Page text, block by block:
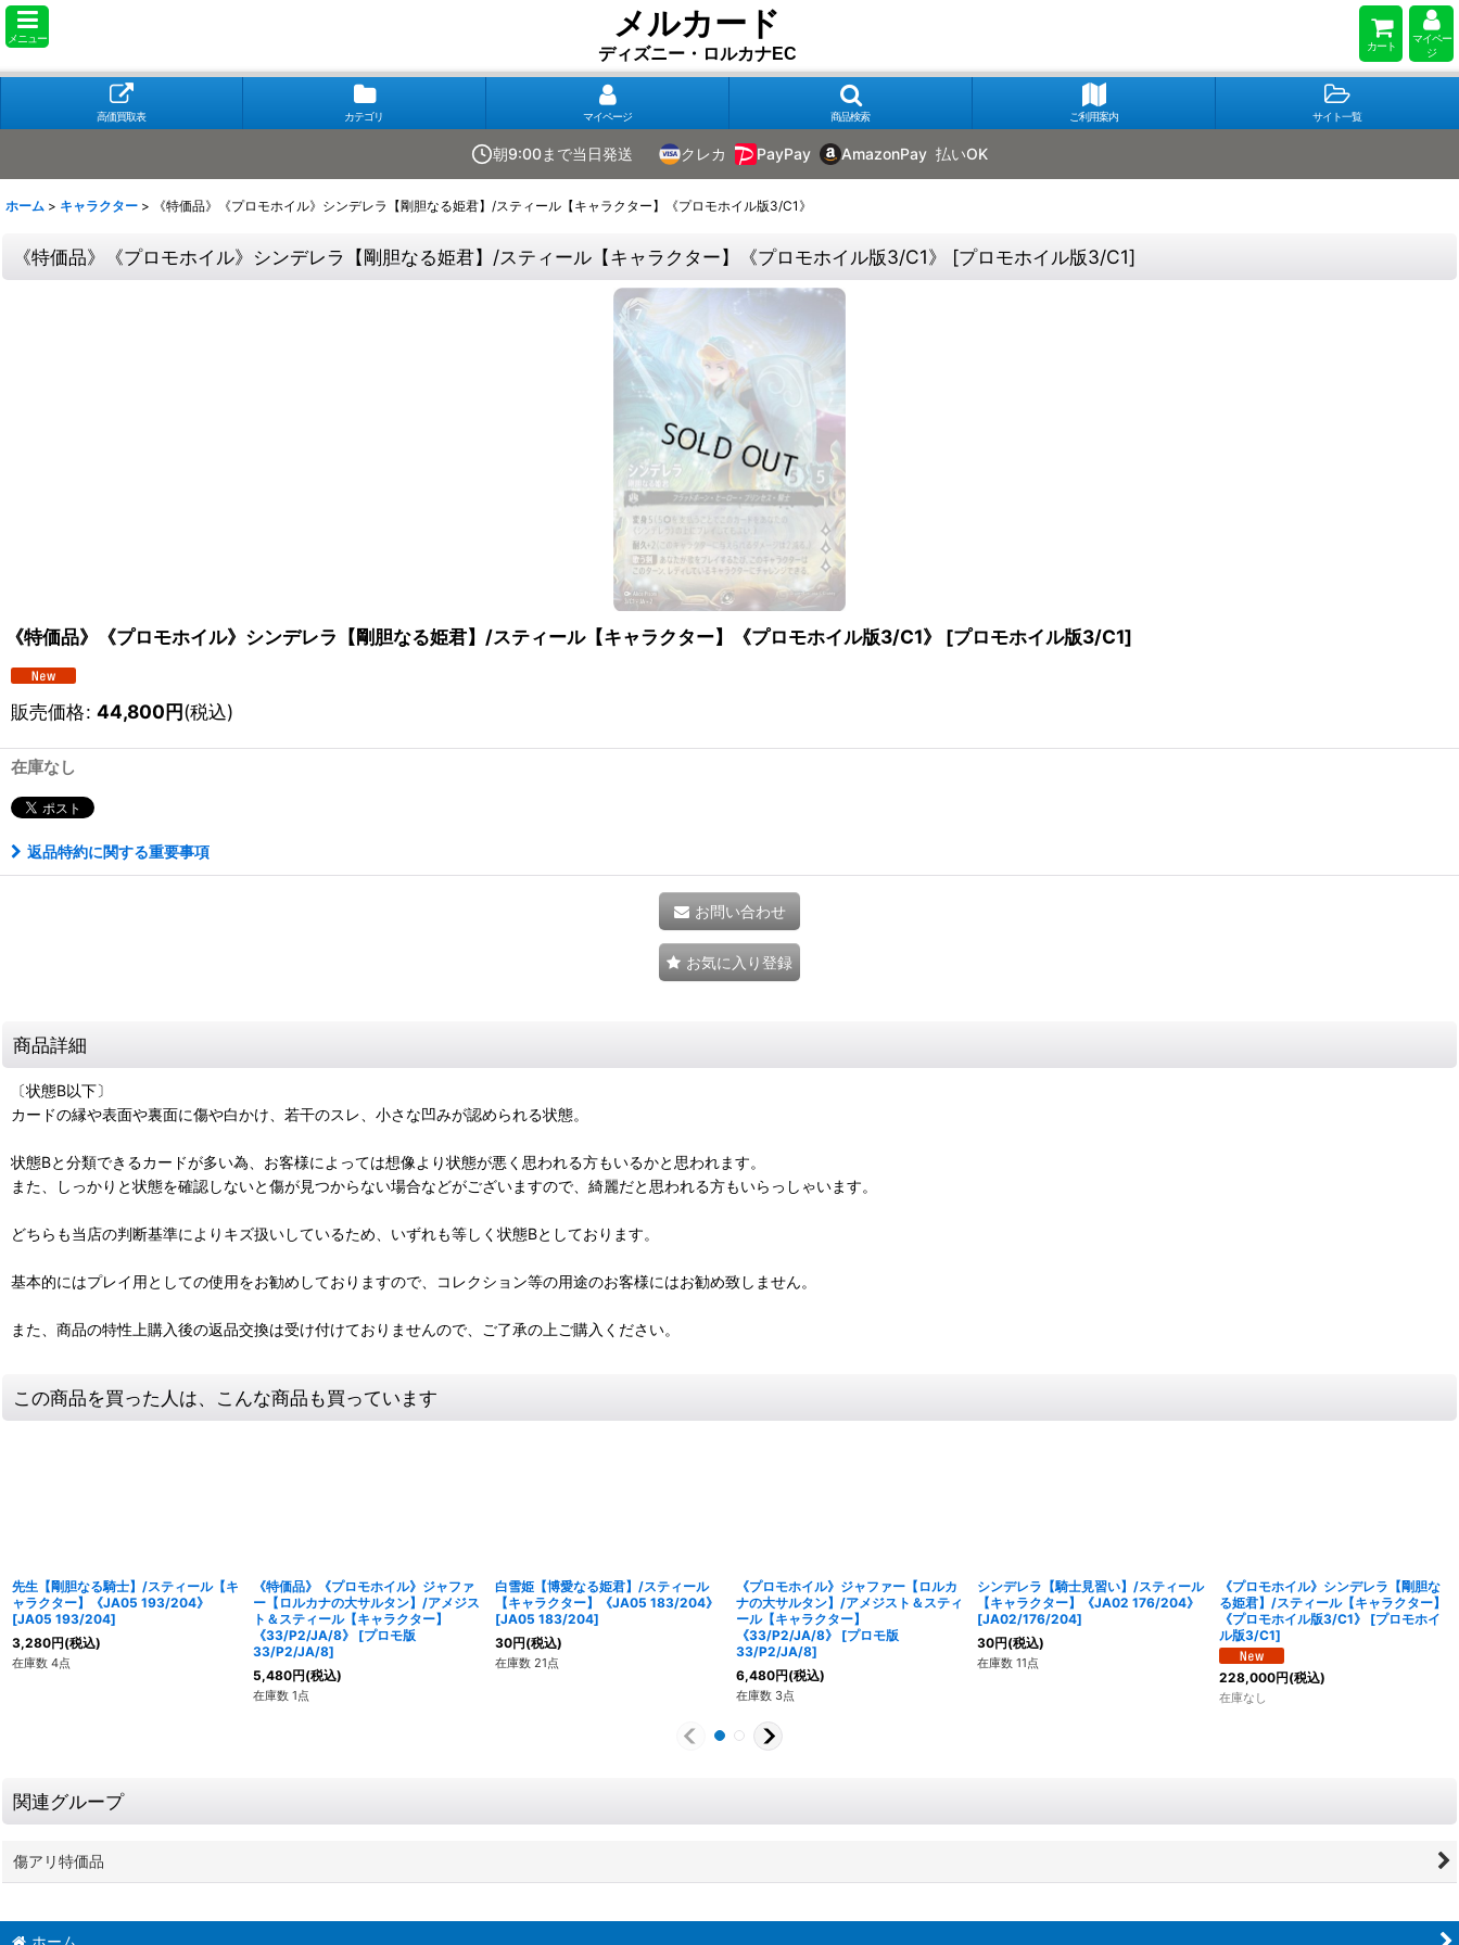
メニュー メルカード
ディズニー・ロルカナEC カート
マイペー
ジ
高価買取表 カテゴリ マイページ 商品検索 ご利用案内 サイト一覧
朝9:00まで当日発送 クレカ PayPay AmazonPay 払いOK
ホーム > キャラクター > 《特価品》《プロモホイル》シンデレラ【剛胆なる姫君】/スティール【キャラクター】《プロモホイル版3/C1》
《特価品》《プロモホイル》シンデレラ【剛胆なる姫君】/スティール【キャラクター】《プロモホイル版3/C1》 [プロモホイル版3/C1]
《特価品》《プロモホイル》シンデレラ【剛胆なる姫君】/スティール【キャラクター】《プロモホイル版3/C1》 [プロモホイル版3/C1]
販売価格: 44,800円(税込)
在庫なし
返品特約に関する重要事項
お問い合わせ
お気に入り登録
商品詳細
〔状態B以下〕
カードの縁や表面や裏面に傷や白かけ、若干のスレ、小さな凹みが認められる状態。
状態Bと分類できるカードが多い為、お客様によっては想像より状態が悪く思われる方もいるかと思われます。
また、しっかりと状態を確認しないと傷が見つからない場合などがございますので、綺麗だと思われる方もいらっしゃいます。
どちらも当店の判断基準によりキズ扱いしているため、いずれも等しく状態Bとしております。
基本的にはプレイ用としての使用をお勧めしておりますので、コレクション等の用途のお客様にはお勧め致しません。
また、商品の特性上購入後の返品交換は受け付けておりませんので、ご了承の上ご購入ください。
この商品を買った人は、こんな商品も買っています
先生【剛胆なる騎士】/スティール【キ
ャラクター】《JA05 193/204》
[JA05 193/204]
3,280円(税込)
在庫数 4点
《特価品》《プロモホイル》ジャファ
ー【ロルカナの大サルタン】/アメジス
ト＆スティール【キャラクター】
《33/P2/JA/8》
[プロモ版
33/P2/JA/8]
5,480円(税込)
在庫数 1点
白雪姫【博愛なる姫君】/スティール
【キャラクター】《JA05 183/204》
[JA05 183/204]
30円(税込)
在庫数 21点
《プロモホイル》ジャファー【ロルカ
ナの大サルタン】/アメジスト＆スティ
ール【キャラクター】
《33/P2/JA/8》
[プロモ版
33/P2/JA/8]
6,480円(税込)
在庫数 3点
シンデレラ【騎士見習い】/スティール
【キャラクター】《JA02 176/204》
[JA02/176/204]
30円(税込)
在庫数 11点
《プロモホイル》シンデレラ【剛胆な
る姫君】/スティール【キャラクター】
《プロモホイル版3/C1》
[プロモホイ
ル版3/C1]
228,000円(税込)
在庫なし
関連グループ
傷アリ特価品